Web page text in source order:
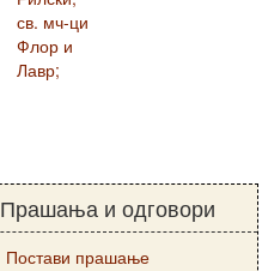
св. мч-ци
Флор и
Лавр;
Прашања и одговори
Постави прашање